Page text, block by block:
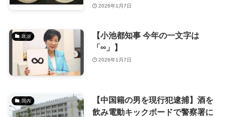
2026年1月7日
政治
【小池都知事 今年の一文字は
「∞」】
2026年1月7日
国内
【中国籍の男を現行犯逮捕】酒を
飲み電動キックボードで警察署に